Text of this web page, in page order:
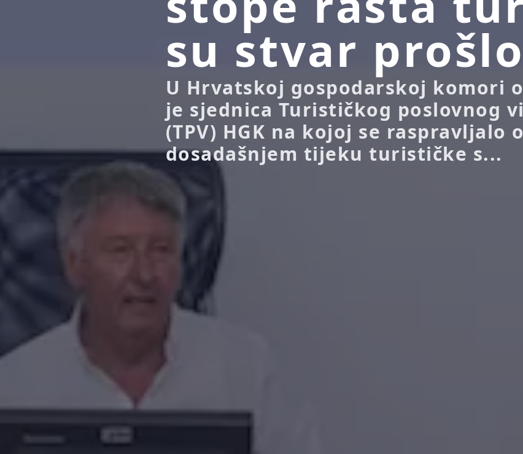
su stvar
U Hrvatskoj gospodarskoj komori
je sjednica Turističkog poslovnog
(TPV) HGK na kojoj se raspravljalo o
dosadašnjem tijeku turističke s...